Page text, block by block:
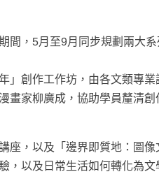
間，5月至9月同步規劃兩大系
」創作工作坊，由各文類專業
畫家柳廣成，協助學員釐清創
座，以及「邊界即質地：圖像
，以及日常生活如何轉化為文